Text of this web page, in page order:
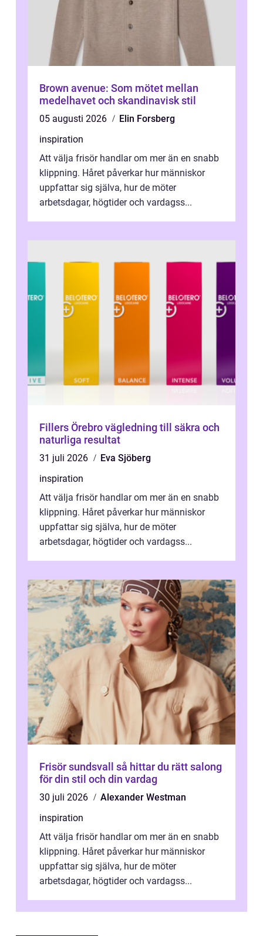
Brown avenue: Som mötet mellan
medelhavet och skandinavisk stil
05 augusti 2026
Elin Forsberg
inspiration
Att välja frisör handlar om mer än en snabb
klippning. Håret påverkar hur människor
uppfattar sig själva, hur de möter
arbetsdagar, högtider och vardagss...
Fillers Örebro vägledning till säkra och
naturliga resultat
31 juli 2026
Eva Sjöberg
inspiration
Att välja frisör handlar om mer än en snabb
klippning. Håret påverkar hur människor
uppfattar sig själva, hur de möter
arbetsdagar, högtider och vardagss...
Frisör sundsvall så hittar du rätt salong
för din stil och din vardag
30 juli 2026
Alexander Westman
inspiration
Att välja frisör handlar om mer än en snabb
klippning. Håret påverkar hur människor
uppfattar sig själva, hur de möter
arbetsdagar, högtider och vardagss...